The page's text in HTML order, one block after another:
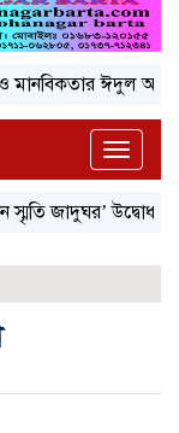
ঈদুল আজহা
Toggle
উদ্বোধন করলেন